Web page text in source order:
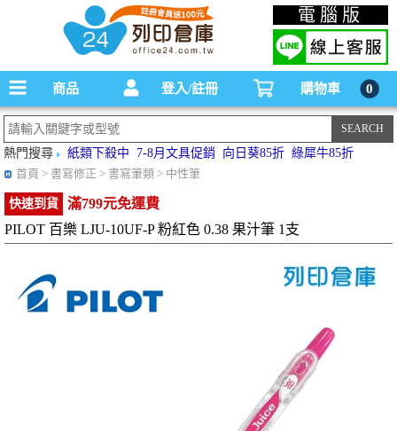
碳粉匣，墨水匣,原廠碳粉匣，副廠碳粉匣，環保碳粉匣,連續供墨印表機-office24列印
倉庫線上購物手機版
電腦版
商品 登入/註冊 購物車 0
熱門搜尋 紙類下殺中 7-8月文具促銷 向日葵85折 綠犀牛85折
首頁 > 書寫修正 > 書寫筆類 > 中性筆
快速到貨
滿799元免運費
PILOT 百樂 LJU-10UF-P 粉紅色 0.38 果汁筆 1支